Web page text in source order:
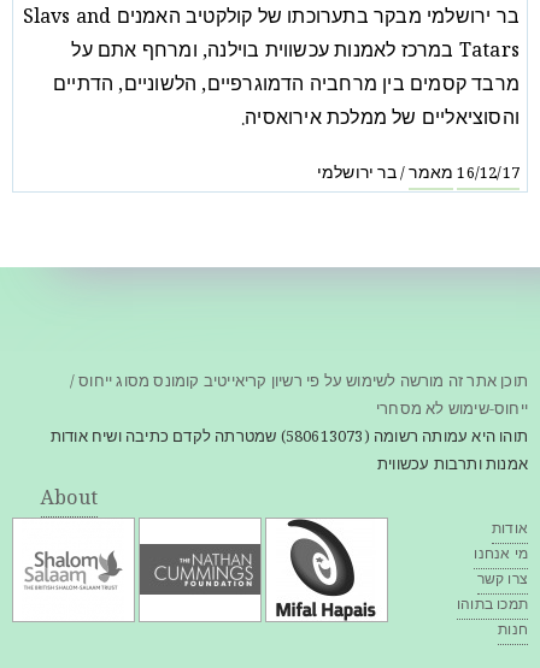
בר ירושלמי מבקר בתערוכתו של קולקטיב האמנים Slavs and
Tatars במרכז לאמנות עכשווית בוילנה, ומרחף אתם על
מרבד קסמים בין מרחביה הדמוגרפיים, הלשוניים, הדתיים
והסוציאליים של ממלכת אירואסיה.
16/12/17מאמר/בר ירושלמי
תוכן אתר זה מורשה לשימוש על פי רשיון קריאייטיב קומונס מסוג ייחוס /
ייחוס-שימוש לא מסחרי
תוהו היא עמותה רשומה (580613073) שמטרתה לקדם כתיבה ושיח אודות
אמנות ותרבות עכשווית
About
אודות
מי אנחנו
צרו קשר
תמכו בתוהו
חנות